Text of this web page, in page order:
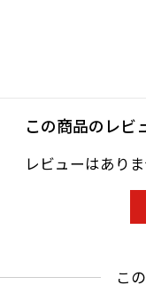
この商品のレビ
レビューはありま
こ